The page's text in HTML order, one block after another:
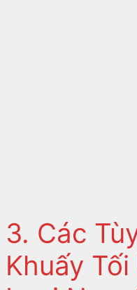
3. Các
Khuấy